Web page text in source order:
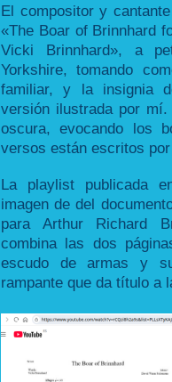
El compositor y
«The Boar of Brinnhard
Vicki Brinnhard», a
Yorkshire, tomando
familiar, y la insignia
versión ilustrada por mí.
oscura, evocando los
versos están escritos
La playlist publicada
imagen de del
para Arthur Richard
combina las dos
escudo de armas y
rampante que da título a